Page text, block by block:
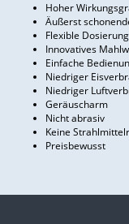
Hoher
Äußerst
Flexible Dosierung
Innovatives
Einfache
Niedriger
Niedriger
Geräuscharm
Nicht abrasiv
Keine
Preisbewusst